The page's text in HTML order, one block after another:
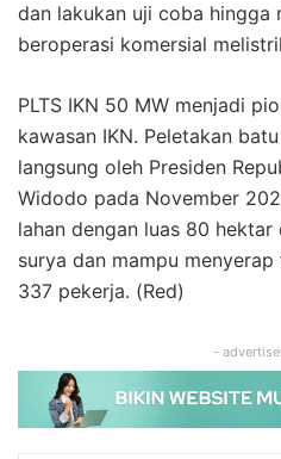
dan lakukan uji coba hingga
beroperasi komersial
PLTS IKN 50 MW menjadi
kawasan IKN. Peletakan
langsung oleh Presiden
Widodo pada November
lahan dengan luas 80 hektar
surya dan mampu
337 pekerja. (Red)
-